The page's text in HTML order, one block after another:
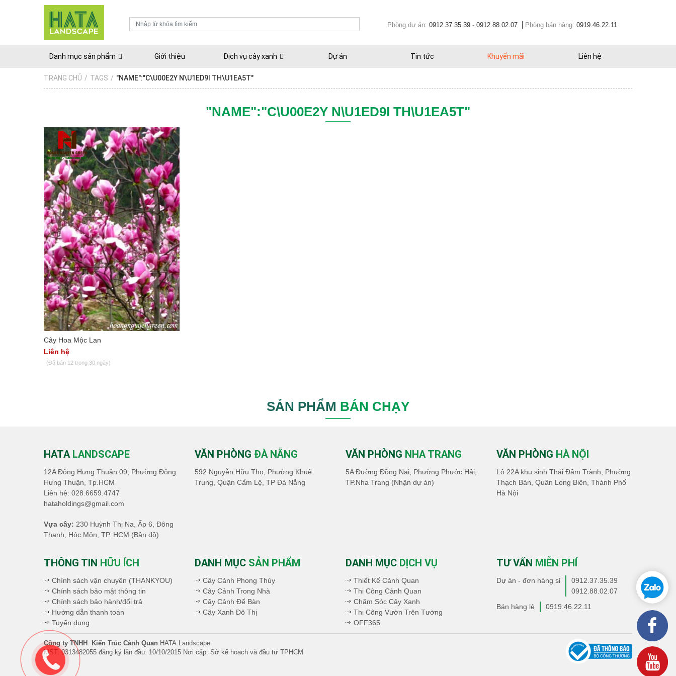
Phòng dự án: 0912.37.35.39 - 0912.88.02.07 Phòng bán hàng: 0919.46.22.11
Danh mục sản phẩm Giới thiệu Dịch vụ cây xanh Dự án Tin tức Khuyến mãi Liên hệ
TRANG CHỦ / TAGS / "NAME":"C\U00E2Y N\U1ED9I TH\U1EA5T"
"NAME":"C\U00E2Y N\U1ED9I TH\U1EA5T"
Cây Hoa Mộc Lan
Liên hệ
(Đã bán 12 trong 30 ngày)
SẢN PHẨM BÁN CHẠY
HATA LANDSCAPE
12A Đông Hưng Thuận 09, Phường Đông
Hưng Thuận, Tp.HCM
Liên hệ: 028.6659.4747
hataholdings@gmail.com
Vựa cây: 230 Huỳnh Thị Na, Ấp 6, Đông
Thạnh, Hóc Môn, TP. HCM (Bản đồ)
VĂN PHÒNG ĐÀ NẴNG
592 Nguyễn Hữu Thọ, Phường Khuê
Trung, Quận Cẩm Lệ, TP Đà Nẵng
VĂN PHÒNG NHA TRANG
5A Đường Đồng Nai, Phường Phước Hải,
TP.Nha Trang (Nhận dự án)
VĂN PHÒNG HÀ NỘI
Lô 22A khu sinh Thái Đầm Trành, Phường
Thạch Bàn, Quân Long Biên, Thành Phố
Hà Nội
THÔNG TIN HỮU ÍCH
Chính sách vận chuyên (THANKYOU)
Chính sách bảo mật thông tin
Chính sách bảo hành/đổi trả
Hướng dẫn thanh toán
Tuyển dụng
DANH MỤC SẢN PHẨM
Cây Cảnh Phong Thủy
Cây Cảnh Trong Nhà
Cây Cảnh Để Bàn
Cây Xanh Đô Thị
DANH MỤC DỊCH VỤ
Thiết Kế Cảnh Quan
Thi Công Cảnh Quan
Chăm Sóc Cây Xanh
Thi Công Vườn Trên Tường
OFF365
TƯ VẤN MIỄN PHÍ
Dự án - đơn hàng sỉ
0912.37.35.39
0912.88.02.07
Bán hàng lẻ
0919.46.22.11
Công ty TNHH Kiến Trúc Cảnh Quan HATA Landscape
MST: 0313482055 đăng ký lần đầu: 10/10/2015 Nơi cấp: Sở kế hoạch và đầu tư TPHCM